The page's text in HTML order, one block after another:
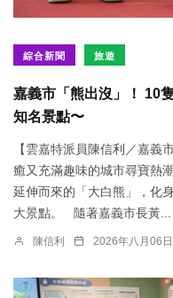
綜合新聞 旅遊
嘉義市「熊出沒」！ 10
知名景點〜
【雲嘉特派員陳信利／嘉義
癒又充滿趣味的城市尋寶熱
延伸而來的「大白熊」，化
大景點。 隨著嘉義市長黃...
陳信利 2026年八月06日